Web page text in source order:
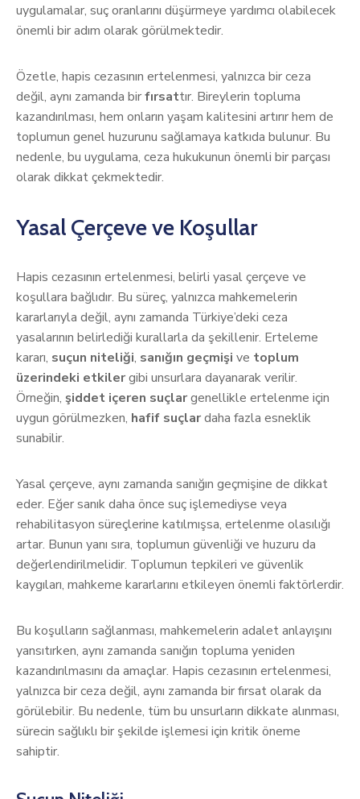
uygulamalar, suç oranlarını düşürmeye yardımcı olabilecek
önemli bir adım olarak görülmektedir.
Özetle, hapis cezasının ertelenmesi, yalnızca bir ceza
değil, aynı zamanda birfırsattır. Bireylerin topluma
kazandırılması, hem onların yaşam kalitesini artırır hem de
toplumun genel huzurunu sağlamaya katkıda bulunur. Bu
nedenle, bu uygulama, ceza hukukunun önemli bir parçası
olarak dikkat çekmektedir.
Yasal Çerçeve ve Koşullar
Hapis cezasının ertelenmesi, belirli yasal çerçeve ve
koşullara bağlıdır. Bu süreç, yalnızca mahkemelerin
kararlarıyla değil, aynı zamanda Türkiye’deki ceza
yasalarının belirlediği kurallarla da şekillenir. Erteleme
kararı, suçun niteliği, sanığın geçmişi ve toplum
üzerindeki etkilergibi unsurlara dayanarak verilir.
Örneğin, şiddet içeren suçlargenellikle ertelenme için
uygun görülmezken, hafif suçlardaha fazla esneklik
sunabilir.
Yasal çerçeve, aynı zamanda sanığın geçmişine de dikkat
eder. Eğer sanık daha önce suç işlemediyse veya
rehabilitasyon süreçlerine katılmışsa, ertelenme olasılığı
artar. Bunun yanı sıra, toplumun güvenliği ve huzuru da
değerlendirilmelidir. Toplumun tepkileri ve güvenlik
kaygıları, mahkeme kararlarını etkileyen önemli faktörlerdir.
Bu koşulların sağlanması, mahkemelerin adalet anlayışını
yansıtırken, aynı zamanda sanığın topluma yeniden
kazandırılmasını da amaçlar. Hapis cezasının ertelenmesi,
yalnızca bir ceza değil, aynı zamanda bir fırsat olarak da
görülebilir. Bu nedenle, tüm bu unsurların dikkate alınması,
sürecin sağlıklı bir şekilde işlemesi için kritik öneme
sahiptir.